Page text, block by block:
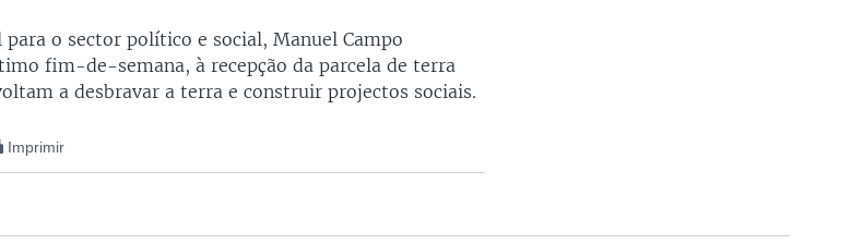
o sector político e social, Manuel Campo
fim-de-semana, à recepção da parcela de terra
a desbravar a terra e construir projectos sociais.
Imprimir